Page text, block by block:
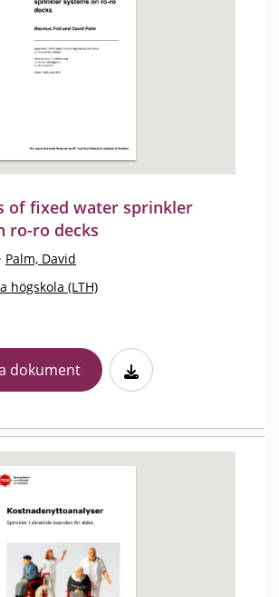
of fixed water sprinkler
ro-ro decks
· Palm, David
högskola (LTH)
dokument